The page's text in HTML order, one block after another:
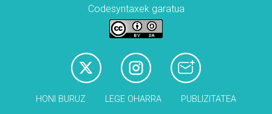
Codesyntaxek garatua
HONI BURUZ LEGE OHARRA PUBLIZITATEA